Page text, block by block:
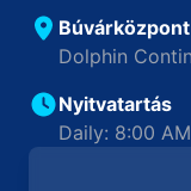
Búvárközpont
Dolphin
Nyitvatartás
Daily: 8:00